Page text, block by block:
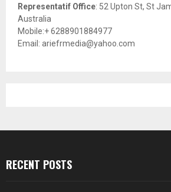
Representatif Office: 52 Upton St, St
Australia
Mobile:+ 6288901884977
Email: ariefrmedia@yahoo.com
RECENT POSTS